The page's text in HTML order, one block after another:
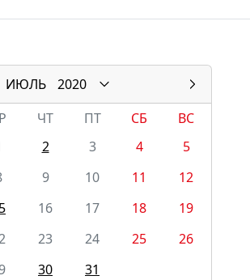
ИЮЛЬ
2020
ЧТ ПТ СБ
ВС
2 3 4
5
9 10 11
12
16 17 18
19
23 24 25
26
30 31